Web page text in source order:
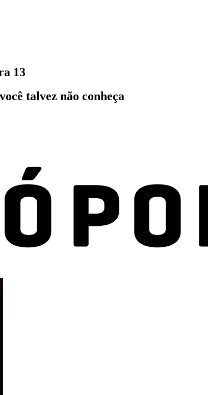
13
talvez não conheça